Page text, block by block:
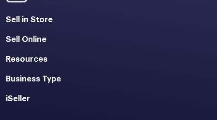
Sell in Store
Sell Online
Resources
Business Type
iSeller